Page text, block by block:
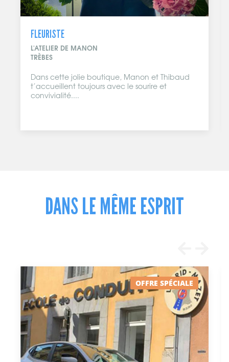
FLEURISTE
L'ATELIER DE MANON
TRÈBES
Dans cette jolie boutique, Manon et Thibaud
t’accueillent toujours avec le sourire et
convivialité....
DANS LE MÊME ESPRIT
OFFRE SPÉCIALE